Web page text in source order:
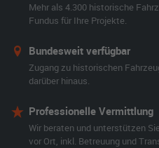
Mehr als 4.300 historische
Fundus für Ihre Projekte.
Bundesweit verfügbar
Zugang zu historischen
darüber hinaus.
Professionelle Vermittlung
Wir beraten und unterstützen
vor Ort, inkl. Betreuung und